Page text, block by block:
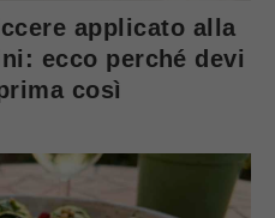
applicato alla
ecco perché devi
così